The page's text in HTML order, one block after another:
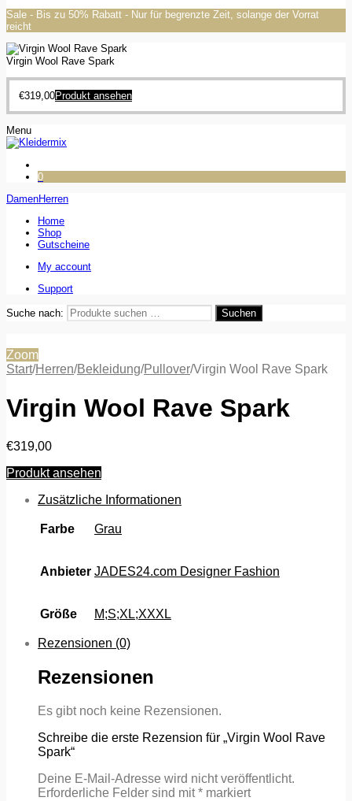
Sale - Bis zu 50% Rabatt - Nur für begrenzte Zeit, solange der Vorrat
reicht
Virgin Wool Rave Spark
€319,00Produkt ansehen
Menu
0
DamenHerren
Home
Shop
Gutscheine
My account
Support
Suche nach: Suchen
Zoom
Start/Herren/Bekleidung/Pullover/Virgin Wool Rave Spark
Virgin Wool Rave Spark
€319,00
Produkt ansehen
Zusätzliche Informationen
Farbe Grau
Anbieter JADES24.com Designer Fashion
Größe M;S;XL;XXXL
Rezensionen (0)
Rezensionen
Es gibt noch keine Rezensionen.
Schreibe die erste Rezension für „Virgin Wool Rave
Spark“
Deine E-Mail-Adresse wird nicht veröffentlicht.
Erforderliche Felder sind mit* markiert